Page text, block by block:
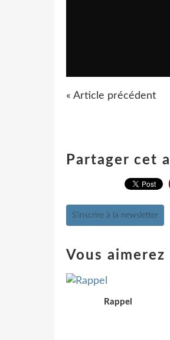
« Article précédent
Partager cet
S'inscrire à la newsletter
Vous aimerez
Rappel